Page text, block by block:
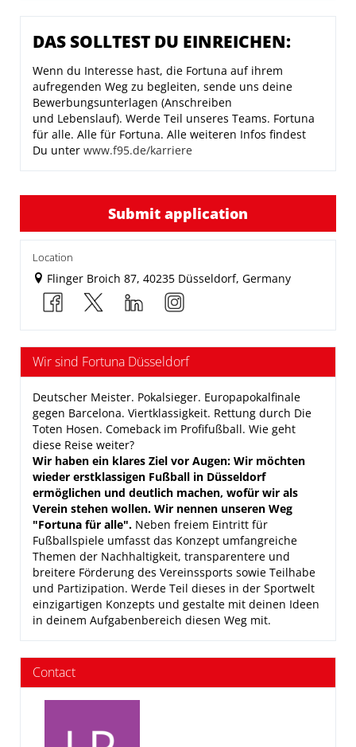
DAS SOLLTEST DU EINREICHEN:
Wenn du Interesse hast, die Fortuna auf ihrem
aufregenden Weg zu begleiten, sende uns deine
Bewerbungsunterlagen (Anschreiben
und Lebenslauf). Werde Teil unseres Teams. Fortuna
für alle. Alle für Fortuna. Alle weiteren Infos findest
Du unter www.f95.de/karriere
Submit application
Location
Flinger Broich 87, 40235 Düsseldorf, Germany
Wir sind Fortuna Düsseldorf
Deutscher Meister. Pokalsieger. Europapokalfinale
gegen Barcelona. Viertklassigkeit. Rettung durch Die
Toten Hosen. Comeback im Profifußball. Wie geht
diese Reise weiter?
Wir haben ein klares Ziel vor Augen: Wir möchten
wieder erstklassigen Fußball in Düsseldorf
ermöglichen und deutlich machen, wofür wir als
Verein stehen wollen. Wir nennen unseren Weg
"Fortuna für alle". Neben freiem Eintritt für
Fußballspiele umfasst das Konzept umfangreiche
Themen der Nachhaltigkeit, transparentere und
breitere Förderung des Vereinssports sowie Teilhabe
und Partizipation. Werde Teil dieses in der Sportwelt
einzigartigen Konzepts und gestalte mit deinen Ideen
in deinem Aufgabenbereich diesen Weg mit.
Contact